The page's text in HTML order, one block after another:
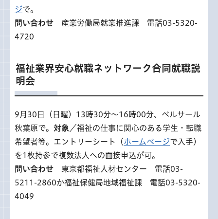
ジで。
問い合わせ 産業労働局就業推進課 電話03-5320-
4720
福祉業界安心就職ネットワーク合同就職説
明会
9月30日（日曜）13時30分～16時00分、ベルサール
秋葉原で。 対象 ／福祉の仕事に関心のある学生・転職
希望者等。エントリーシート（ ホームページで入手）
を1枚持参で複数法人への面接申込が可。
問い合わせ 東京都福祉人材センター 電話03-
5211-2860か福祉保健局地域福祉課 電話03-5320-
4049